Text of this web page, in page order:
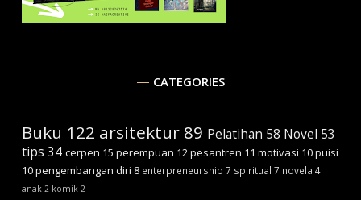
CATEGORIES
Buku 122 arsitektur 89 Pelatihan 58 Novel 53
tips 34 cerpen 15 perempuan 12pesantren 11 motivasi 10puisi
10pengembangan diri 8 enterpreneurship 7 spiritual 7 novela 4
anak 2 komik 2